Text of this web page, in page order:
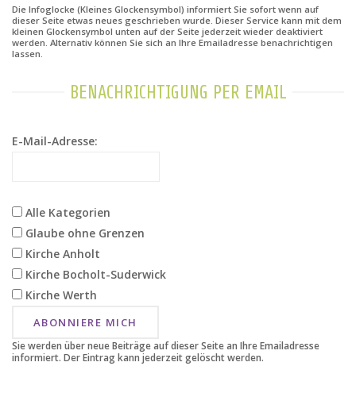
Die Infoglocke (Kleines Glockensymbol) informiert Sie sofort wenn auf
dieser Seite etwas neues geschrieben wurde. Dieser Service kann mit dem
kleinen Glockensymbol unten auf der Seite jederzeit wieder deaktiviert
werden. Alternativ können Sie sich an Ihre Emailadresse benachrichtigen
lassen.
BENACHRICHTIGUNG PER EMAIL
E-Mail-Adresse:
Alle Kategorien
Glaube ohne Grenzen
Kirche Anholt
Kirche Bocholt-Suderwick
Kirche Werth
ABONNIERE MICH
Sie werden über neue Beiträge auf dieser Seite an Ihre Emailadresse
informiert. Der Eintrag kann jederzeit gelöscht werden.